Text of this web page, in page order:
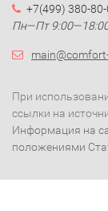
+7(499) 380-80-
Пн—Пт
При
ссылки на
Информация на
положениями